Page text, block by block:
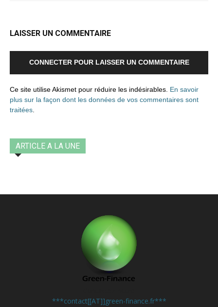
LAISSER UN COMMENTAIRE
CONNECTER POUR LAISSER UN COMMENTAIRE
Ce site utilise Akismet pour réduire les indésirables. En savoir
plus sur la façon dont les données de vos commentaires sont
traitées.
ARTICLE A LA UNE
***contact[[AT]]green-finance.fr***